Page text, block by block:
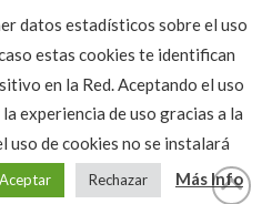
datos estadísticos sobre el uso
estas cookies te identifican
en la Red. Aceptando el uso
experiencia de uso gracias a la
uso de cookies no se instalará
Aceptar Rechazar Más Info